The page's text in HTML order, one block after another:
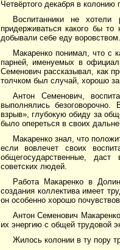
Четвёртого декабря в
Воспитанники не
придерживаться какого бы
добывали себе еду
Макаренко понимал, что с
парней, именуемых в
Семенович рассказывал, как
толчком был случай, хорошо
Антон Семенович,
выполнялись безоговорочно.
взрыв», глубокую обиду за
было опереться в своих
Макаренко знал, что
если вовлечет своих
общегосударственные, даст
советских людей.
Работа Макаренко в
создания коллектива имеет
он особенно хорошо
Антон Семенович
их энергию с общей трудовой
Жилось колонии в ту пору